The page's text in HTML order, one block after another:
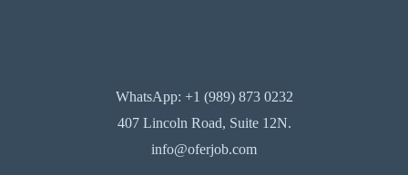
WhatsApp: +1 (989) 873 0232
407 Lincoln Road, Suite 12N.
info@oferjob.com